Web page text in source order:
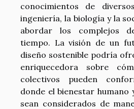
conocimientos de
ingeniería, la biología y la
abordar los complejos
tiempo. La visión de un
diseño sostenible podría
enriquecedora sobre
colectivos pueden
donde el bienestar humano
sean considerados de